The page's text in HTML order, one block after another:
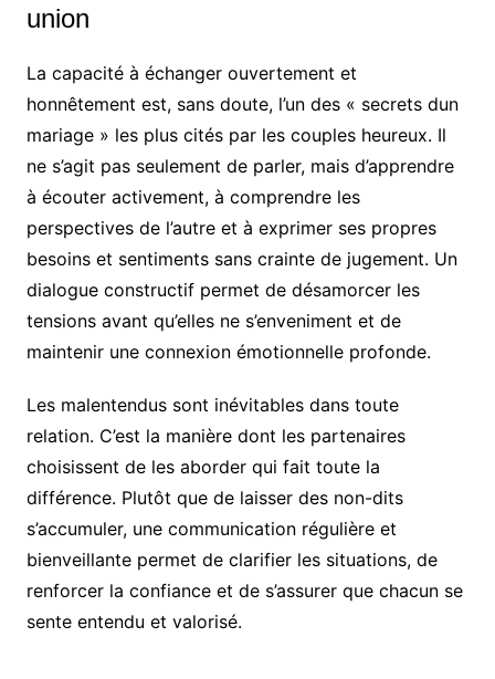
union
La capacité à échanger ouvertement et
honnêtement est, sans doute, l’un des « secrets dun
mariage » les plus cités par les couples heureux. Il
ne s’agit pas seulement de parler, mais d’apprendre
à écouter activement, à comprendre les
perspectives de l’autre et à exprimer ses propres
besoins et sentiments sans crainte de jugement. Un
dialogue constructif permet de désamorcer les
tensions avant qu’elles ne s’enveniment et de
maintenir une connexion émotionnelle profonde.
Les malentendus sont inévitables dans toute
relation. C’est la manière dont les partenaires
choisissent de les aborder qui fait toute la
différence. Plutôt que de laisser des non-dits
s’accumuler, une communication régulière et
bienveillante permet de clarifier les situations, de
renforcer la confiance et de s’assurer que chacun se
sente entendu et valorisé.